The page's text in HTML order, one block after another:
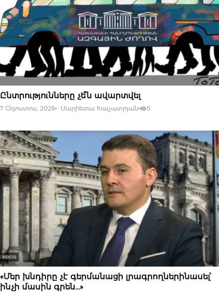
07 ՕԳՈՍՏՈՍԻ, 2026
Ընտրությունները չե՞ն ավարտվել
7 Օգոստոս, 2026 Մարիետա Խաչատրյան 5
07 ՕԳՈՍՏՈՍԻ, 2026
«Մեր խնդիրը չէ գերմանացի լրագրողներինասել՝
ինչի մասին գրեն…»